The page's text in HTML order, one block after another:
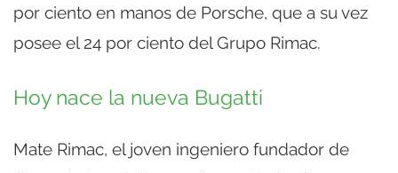
por ciento en manos de Porsche, que a su vez
posee el 24 por ciento del Grupo Rimac.
Hoy nace la nueva Bugatti
Mate Rimac, el joven ingeniero fundador de